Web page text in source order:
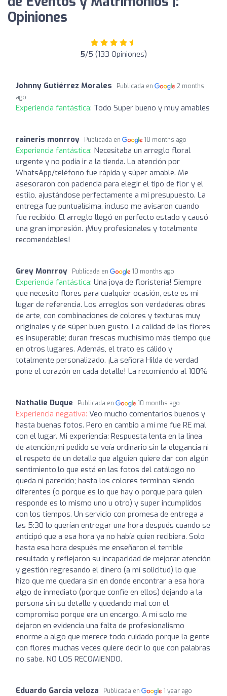
Opiniones
5/5 (133 Opiniones)
Johnny Gutiérrez Morales Publicada en
2 months
ago
Experiencia fantástica: Todo Super bueno y muy amables
raineris monrroy Publicada en 10 months ago
Experiencia fantástica: Necesitaba un arreglo floral
urgente y no podía ir a la tienda. La atención por
WhatsApp/teléfono fue rápida y súper amable. Me
asesoraron con paciencia para elegir el tipo de flor y el
estilo, ajustándose perfectamente a mi presupuesto. La
entrega fue puntualísima, incluso me avisaron cuando
fue recibido. El arreglo llegó en perfecto estado y causó
una gran impresión. ¡Muy profesionales y totalmente
recomendables!
Grey Monrroy Publicada en 10 months ago
Experiencia fantástica: Una joya de floristería! Siempre
que necesito flores para cualquier ocasión, este es mi
lugar de referencia. Los arreglos son verdaderas obras
de arte, con combinaciones de colores y texturas muy
originales y de súper buen gusto. La calidad de las flores
es insuperable; duran frescas muchísimo más tiempo que
en otros lugares. Además, el trato es cálido y
totalmente personalizado. ¡La señora Hilda de verdad
pone el corazón en cada detalle! La recomiendo al 100%
Nathalie Duque Publicada en 10 months ago
Experiencia negativa: Veo mucho comentarios buenos y
hasta buenas fotos. Pero en cambio a mí me fue RE mal
con el lugar. Mi experiencia: Respuesta lenta en la linea
de atención,mi pedido se veía ordinario sin la elegancia ni
el respeto de un detalle que alguien quiere dar con algún
sentimiento,lo que está en las fotos del catálogo no
queda ni parecido; hasta los colores terminan siendo
diferentes (o porque es lo que hay o porque para quien
responde es lo mismo uno u otro) y super incumplidos
con los tiempos. Un servicio con promesa de entrega a
las 5:30 lo querían entregar una hora después cuando se
anticipó que a esa hora ya no había quien recibiera. Solo
hasta esa hora después me enseñaron el terrible
resultado y reflejaron su incapacidad de mejorar atención
y gestión regresando el dinero (a mí solicitud) lo que
hizo que me quedara sin en donde encontrar a esa hora
algo de inmediato (porque confíe en ellos) dejando a la
persona sin su detalle y quedando mal con el
compromiso porque era un encargo. A mí solo me
dejaron en evidencia una falta de profesionalismo
enorme a algo que merece todo cuidado porque la gente
con flores muchas veces quiere decir lo que con palabras
no sabe. NO LOS RECOMIENDO.
Eduardo Garcia veloza Publicada en 1 year ago